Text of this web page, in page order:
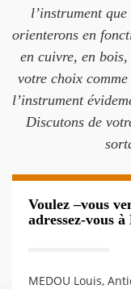
l’instrument
orienterons en
en cuivre, en
votre choix
l’instrument
Discutons de
Voulez –vous
adressez-vous
MEDOU Louis,